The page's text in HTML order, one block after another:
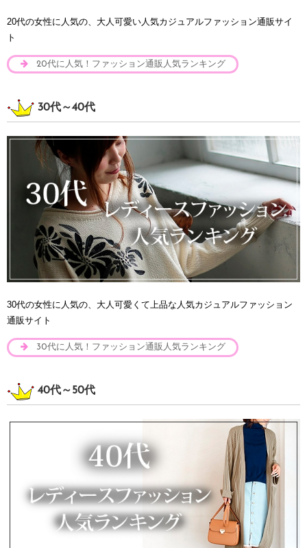
20代の女性に人気の、大人可愛い人気カジュアルファッション通販サイ
ト
20代に人気！ファッション通販人気ランキング
30代～40代
30代の女性に人気の、大人可愛くて上品な人気カジュアルファッション
通販サイト
30代に人気！ファッション通販人気ランキング
40代～50代